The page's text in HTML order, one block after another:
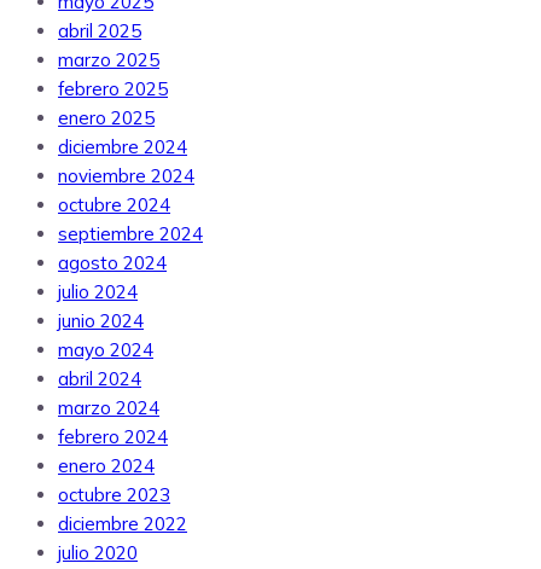
abril 2025
marzo 2025
febrero 2025
enero 2025
diciembre 2024
noviembre 2024
octubre 2024
septiembre 2024
agosto 2024
julio 2024
junio 2024
mayo 2024
abril 2024
marzo 2024
febrero 2024
enero 2024
octubre 2023
diciembre 2022
julio 2020